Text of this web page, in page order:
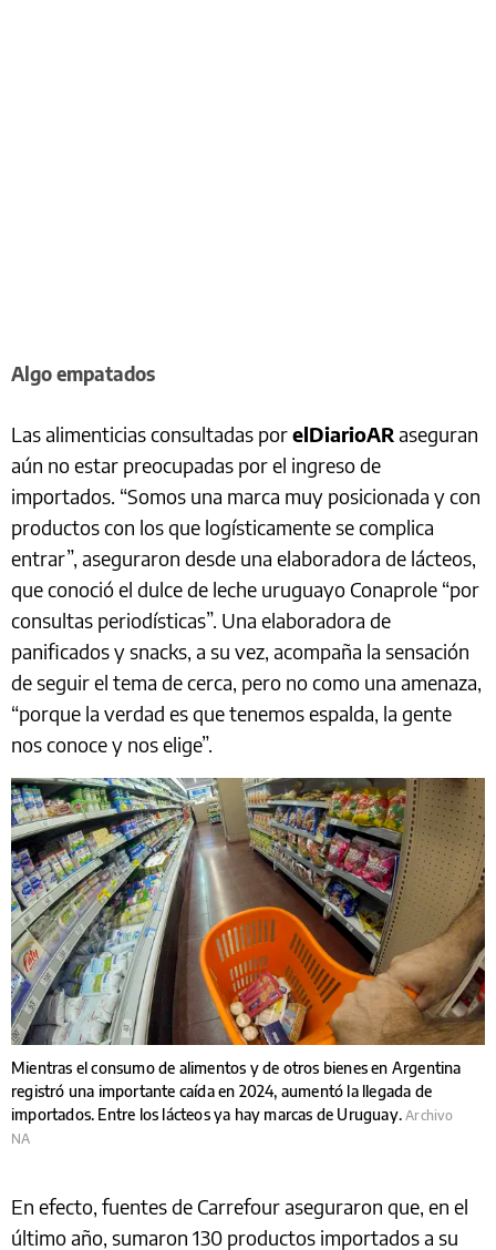
Algo empatados
Las alimenticias consultadas porelDiarioARaseguran
aún no estar preocupadas por el ingreso de
importados. “Somos una marca muy posicionada y con
productos con los que logísticamente se complica
entrar”, aseguraron desde una elaboradora de lácteos,
que conoció el dulce de leche uruguayo Conaprole “por
consultas periodísticas”. Una elaboradora de
panificados y snacks, a su vez, acompaña la sensación
de seguir el tema de cerca, pero no como una amenaza,
“porque la verdad es que tenemos espalda, la gente
nos conoce y nos elige”.
Mientras el consumo de alimentos y de otros bienes en Argentina
registró una importante caída en 2024, aumentó la llegada de
importados. Entre los lácteos ya hay marcas de Uruguay.Archivo
NA
En efecto, fuentes de Carrefour aseguraron que, en el
último año, sumaron 130 productos importados a su